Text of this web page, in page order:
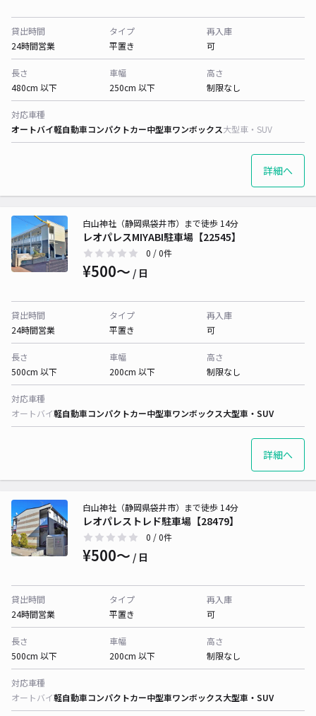
貸出時間
24時間営業
タイプ
平置き
再入庫
可
長さ
480cm 以下
車幅
250cm 以下
高さ
制限なし
対応車種
オートバイ軽自動車コンパクトカー中型車ワンボックス大型車・SUV
詳細へ
レオパレスMIYABI駐車場【22545】
白山神社（静岡県袋井市）まで徒歩 14分
0 / 0件
¥500〜 / 日
貸出時間
24時間営業
タイプ
平置き
再入庫
可
長さ
500cm 以下
車幅
200cm 以下
高さ
制限なし
対応車種
オートバイ軽自動車コンパクトカー中型車ワンボックス大型車・SUV
詳細へ
レオパレストレド駐車場【28479】
白山神社（静岡県袋井市）まで徒歩 14分
0 / 0件
¥500〜 / 日
貸出時間
24時間営業
タイプ
平置き
再入庫
可
長さ
500cm 以下
車幅
200cm 以下
高さ
制限なし
対応車種
オートバイ軽自動車コンパクトカー中型車ワンボックス大型車・SUV